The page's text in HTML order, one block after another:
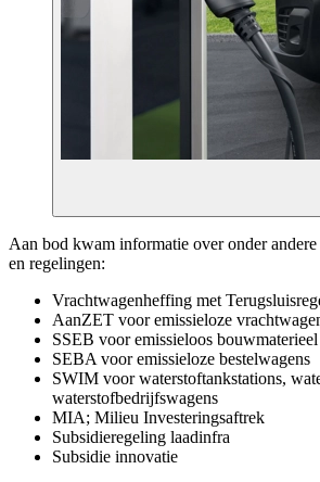
Aan bod kwam informatie over onder
en regelingen:
Vrachtwagenheffing met
AanZET voor emissieloze
SSEB voor emissieloos bouwmaterieel
SEBA voor emissieloze bestelwagens
SWIM voor waterstoftankstations,
waterstofbedrijfswagens
MIA; Milieu Investeringsaftrek
Subsidieregeling laadinfra
Subsidie innovatie